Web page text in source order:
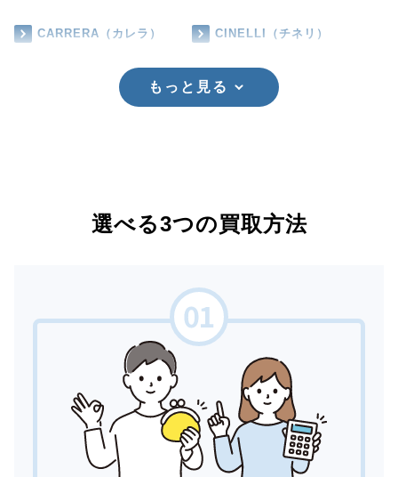
CARRERA（カレラ） CINELLI（チネリ）
もっと見る
選べる3つの買取方法